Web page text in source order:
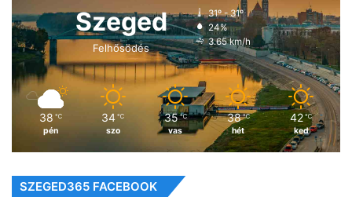
Szeged
Felhősödés
31º - 31º
24%
3.65 km/h
38 ℃
pén
34 ℃
szo
35 ℃
vas
38 ℃
hét
42 ℃
ked
SZEGED365 FACEBOOK